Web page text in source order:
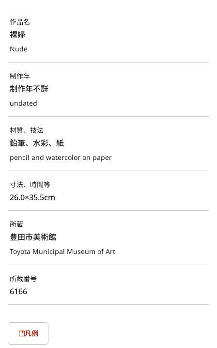
作品名
裸婦
Nude
制作年
制作年不詳
undated
材質、技法
鉛筆、水彩、紙
pencil and watercolor on paper
寸法、時間等
26.0×35.5cm
所蔵
豊田市美術館
Toyota Municipal Museum of Art
所蔵番号
6166
凡例